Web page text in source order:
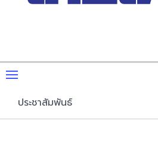
ประชาสัมพันธ์